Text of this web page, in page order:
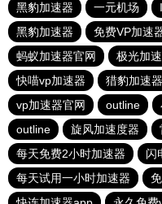
黑豹加速器
一元机场
黑豹加速器
免费VP加速
蚂蚁加速器官网
极光加
快喵vp加速器
猎豹加速器
vp加速器官网
outline
outline
旋风加速度器
每天免费2小时加速器
闪
每天试用一小时加速器